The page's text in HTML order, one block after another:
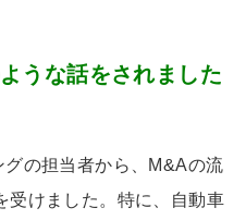
うな話をされました
の担当者から、 M&Aの流
受けました。特に、自動車